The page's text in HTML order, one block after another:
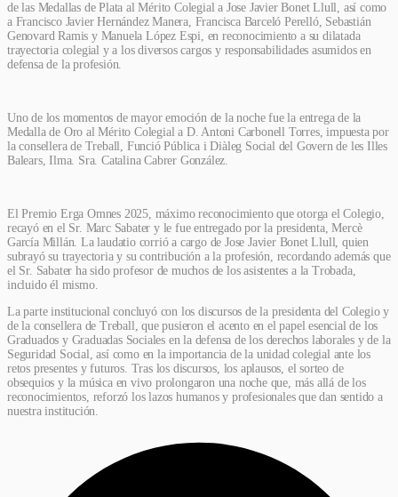
de las Medallas de Plata al Mérito Colegial a Jose Javier Bonet Llull, así como
a Francisco Javier Hernández Manera, Francisca Barceló Perelló, Sebastián
Genovard Ramis y Manuela López Espi, en reconocimiento a su dilatada
trayectoria colegial y a los diversos cargos y responsabilidades asumidos en
defensa de la profesión.
Uno de los momentos de mayor emoción de la noche fue la entrega de la
Medalla de Oro al Mérito Colegial a D. Antoni Carbonell Torres, impuesta por
la consellera de Treball, Funció Pública i Diàleg Social del Govern de les Illes
Balears, Ilma. Sra. Catalina Cabrer González.
El Premio Erga Omnes 2025, máximo reconocimiento que otorga el Colegio,
recayó en el Sr. Marc Sabater y le fue entregado por la presidenta, Mercè
García Millán. La laudatio corrió a cargo de Jose Javier Bonet Llull, quien
subrayó su trayectoria y su contribución a la profesión, recordando además que
el Sr. Sabater ha sido profesor de muchos de los asistentes a la Trobada,
incluido él mismo.
La parte institucional concluyó con los discursos de la presidenta del Colegio y
de la consellera de Treball, que pusieron el acento en el papel esencial de los
Graduados y Graduadas Sociales en la defensa de los derechos laborales y de la
Seguridad Social, así como en la importancia de la unidad colegial ante los
retos presentes y futuros. Tras los discursos, los aplausos, el sorteo de
obsequios y la música en vivo prolongaron una noche que, más allá de los
reconocimientos, reforzó los lazos humanos y profesionales que dan sentido a
nuestra institución.